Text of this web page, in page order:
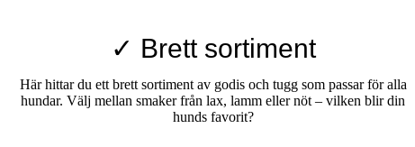
✓ Brett sortiment
Här hittar du ett brett sortiment av godis och tugg som passar för alla
hundar. Välj mellan smaker från lax, lamm eller nöt – vilken blir din
hunds favorit?